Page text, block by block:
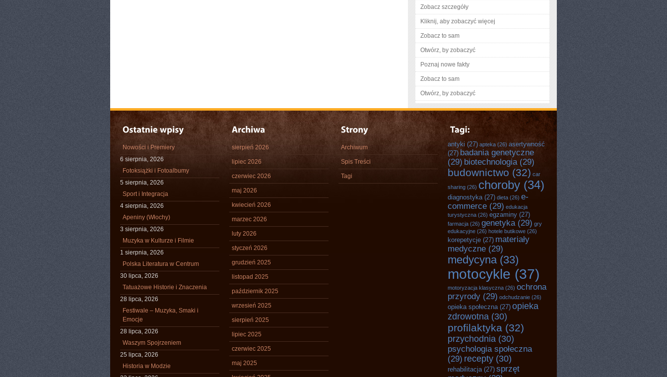
Zobacz szczegóły
Kliknij, aby zobaczyć więcej
Zobacz to sam
Otwórz, by zobaczyć
Poznaj nowe fakty
Zobacz to sam
Otwórz, by zobaczyć
Nowości i Premiery
6 sierpnia, 2026
Fotoksiążki i Fotoalbumy
5 sierpnia, 2026
Sport i Integracja
4 sierpnia, 2026
Apeniny (Włochy)
3 sierpnia, 2026
Muzyka w Kulturze i Filmie
1 sierpnia, 2026
Polska Literatura w Centrum
30 lipca, 2026
Tatuażowe Historie i Znaczenia
28 lipca, 2026
Festiwale – Muzyka, Smaki i
Emocje
28 lipca, 2026
Waszym Spojrzeniem
25 lipca, 2026
Historia w Modzie
sierpień 2026
lipiec 2026
czerwiec 2026
maj 2026
kwiecień 2026
marzec 2026
luty 2026
styczeń 2026
grudzień 2025
listopad 2025
październik 2025
wrzesień 2025
sierpień 2025
lipiec 2025
czerwiec 2025
maj 2025
Archiwum
Spis Treści
Tagi
antyki (27) apteka (26) asertywność
(27) badania genetyczne
(29) biotechnologia (29)
budownictwo (32) car
sharing (26) choroby (34)
diagnostyka(27) dieta (26) e-
commerce (29) edukacja
turystyczna (26) egzaminy (27)
farmacja (26) genetyka (29) gry
edukacyjne (26) hotele butikowe (26)
korepetycje (27) materiały
medyczne (29)
medycyna(33)
motocykle (37)
motoryzacja klasyczna (26) ochrona
przyrody (29) odchudzanie (26)
opieka społeczna(27) opieka
zdrowotna (30)
profilaktyka (32)
przychodnia (30)
psychologia społeczna
(29) recepty (30)
rehabilitacja(27) sprzęt